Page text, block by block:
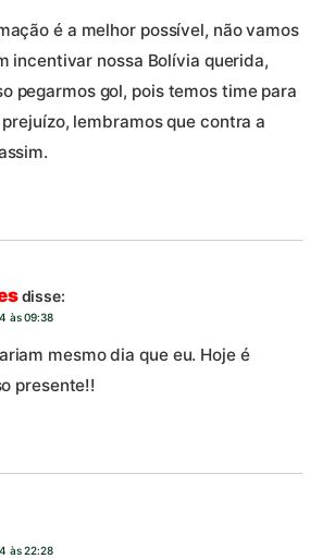
é a melhor possível, não vamos
incentivar nossa Bolívia querida,
pegarmos gol, pois temos time para
lembramos que contra a
disse:
às 09:38
mesmo dia que eu. Hoje é
presente!!
às 22:28